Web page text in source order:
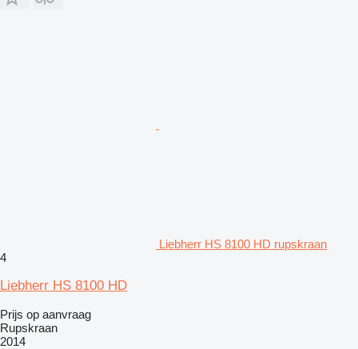
Liebherr HS 8100 HD rupskraan
4
Liebherr HS 8100 HD
Prijs op aanvraag
Rupskraan
2014